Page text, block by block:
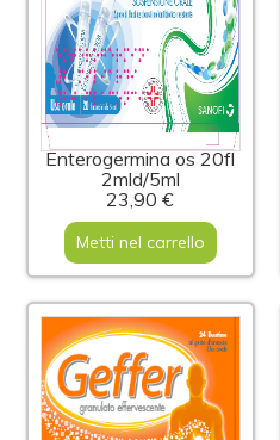
Enterogermina os 20fl
2mld/5ml
23,90 €
Metti nel carrello